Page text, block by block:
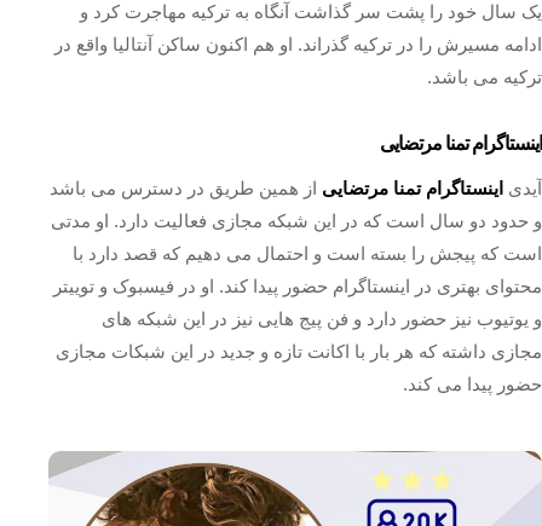
یک سال خود را پشت سر گذاشت آنگاه به ترکیه مهاجرت کرد و
ادامه مسیرش را در ترکیه گذراند. او هم اکنون ساکن آنتالیا واقع در
ترکیه می باشد.
اینستاگرام تمنا مرتضایی
آیدی اینستاگرام تمنا مرتضایی از همین طریق در دسترس می باشد
و حدود دو سال است که در این شبکه مجازی فعالیت دارد. او مدتی
است که پیجش را بسته است و احتمال می دهیم که قصد دارد با
محتوای بهتری در اینستاگرام حضور پیدا کند. او در فیسبوک و توییتر
و یوتیوب نیز حضور دارد و فن پیج هایی نیز در این شبکه های
مجازی داشته که هر بار با اکانت تازه و جدید در این شبکات مجازی
حضور پیدا می کند.